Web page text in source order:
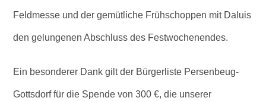
Feldmesse und der gemütliche Frühschoppen mit Daluis
den gelungenen Abschluss des Festwochenendes.
Ein besonderer Dank gilt der Bürgerliste Persenbeug-
Gottsdorf für die Spende von 300 €, die unserer